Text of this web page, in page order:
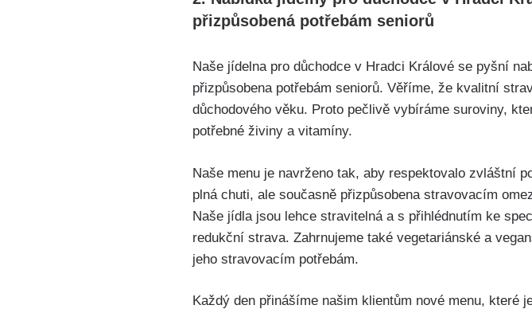
přizpůsobená potřebám seniorů
Naše jídelna pro důchodce v Hradci Králové se pyšní
přizpůsobena potřebám seniorů. Věříme, že kvalitní
důchodového věku. Proto pečlivě vybíráme suroviny,
potřebné živiny a vitamíny.
Naše menu je navrženo tak, aby respektovalo zvláštní
plná chuti, ale současně přizpůsobena stravovacím
Naše jídla jsou lehce stravitelná a s přihlédnutím ke
redukční strava. Zahrnujeme také vegetariánské a
jeho stravovacím potřebám.
Každý den přinášíme našim klientům nové menu,